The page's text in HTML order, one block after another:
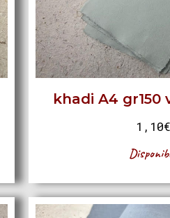
khadi A4 gr150
1,10€